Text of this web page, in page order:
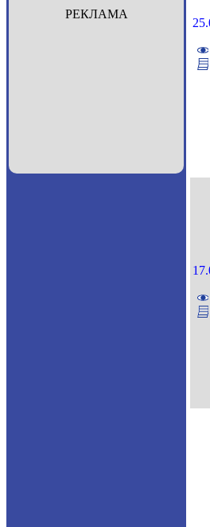
РЕКЛАМА